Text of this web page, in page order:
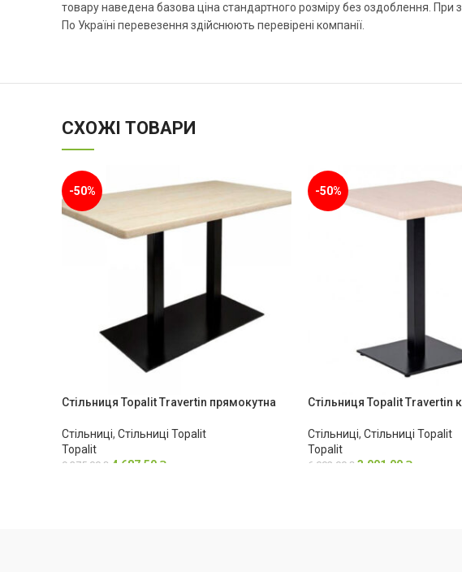
товару наведена базова ціна стандартного розміру без оздоблення.
По Україні перевезення здійснюють перевірені компанії.
СХОЖІ ТОВАРИ
-50%
Стільниця Topalit Travertin прямокутна
Стільниці, Стільниці Topalit
Topalit
9,375.00 ₴ 4,687.50 ₴
-50%
Стільниця Topalit Travertin
Стільниці, Стільниці Topalit
Topalit
6,002.00 ₴ 3,001.00 ₴